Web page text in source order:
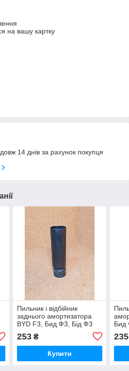
на вашу картку
14 днів за рахунок покупця
Пильник і відбійник
заднього амортизатора
BYD F3, Бид Ф3, Бід Ф3
253₴
Купити
Бид
235